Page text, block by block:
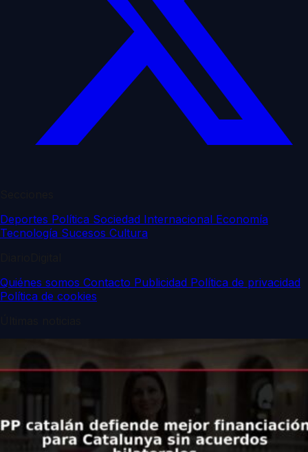
Deportes Política Sociedad Internacional Economía
Tecnología Sucesos Cultura
Quiénes somos Contacto Publicidad Política de privacidad
Política de cookies